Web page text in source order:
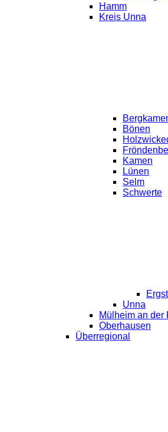
Hamm
Kreis Unna
Bönen
Kamen
Lünen
Selm
Schwerte
Unna
Mülheim an der
Oberhausen
Überregional